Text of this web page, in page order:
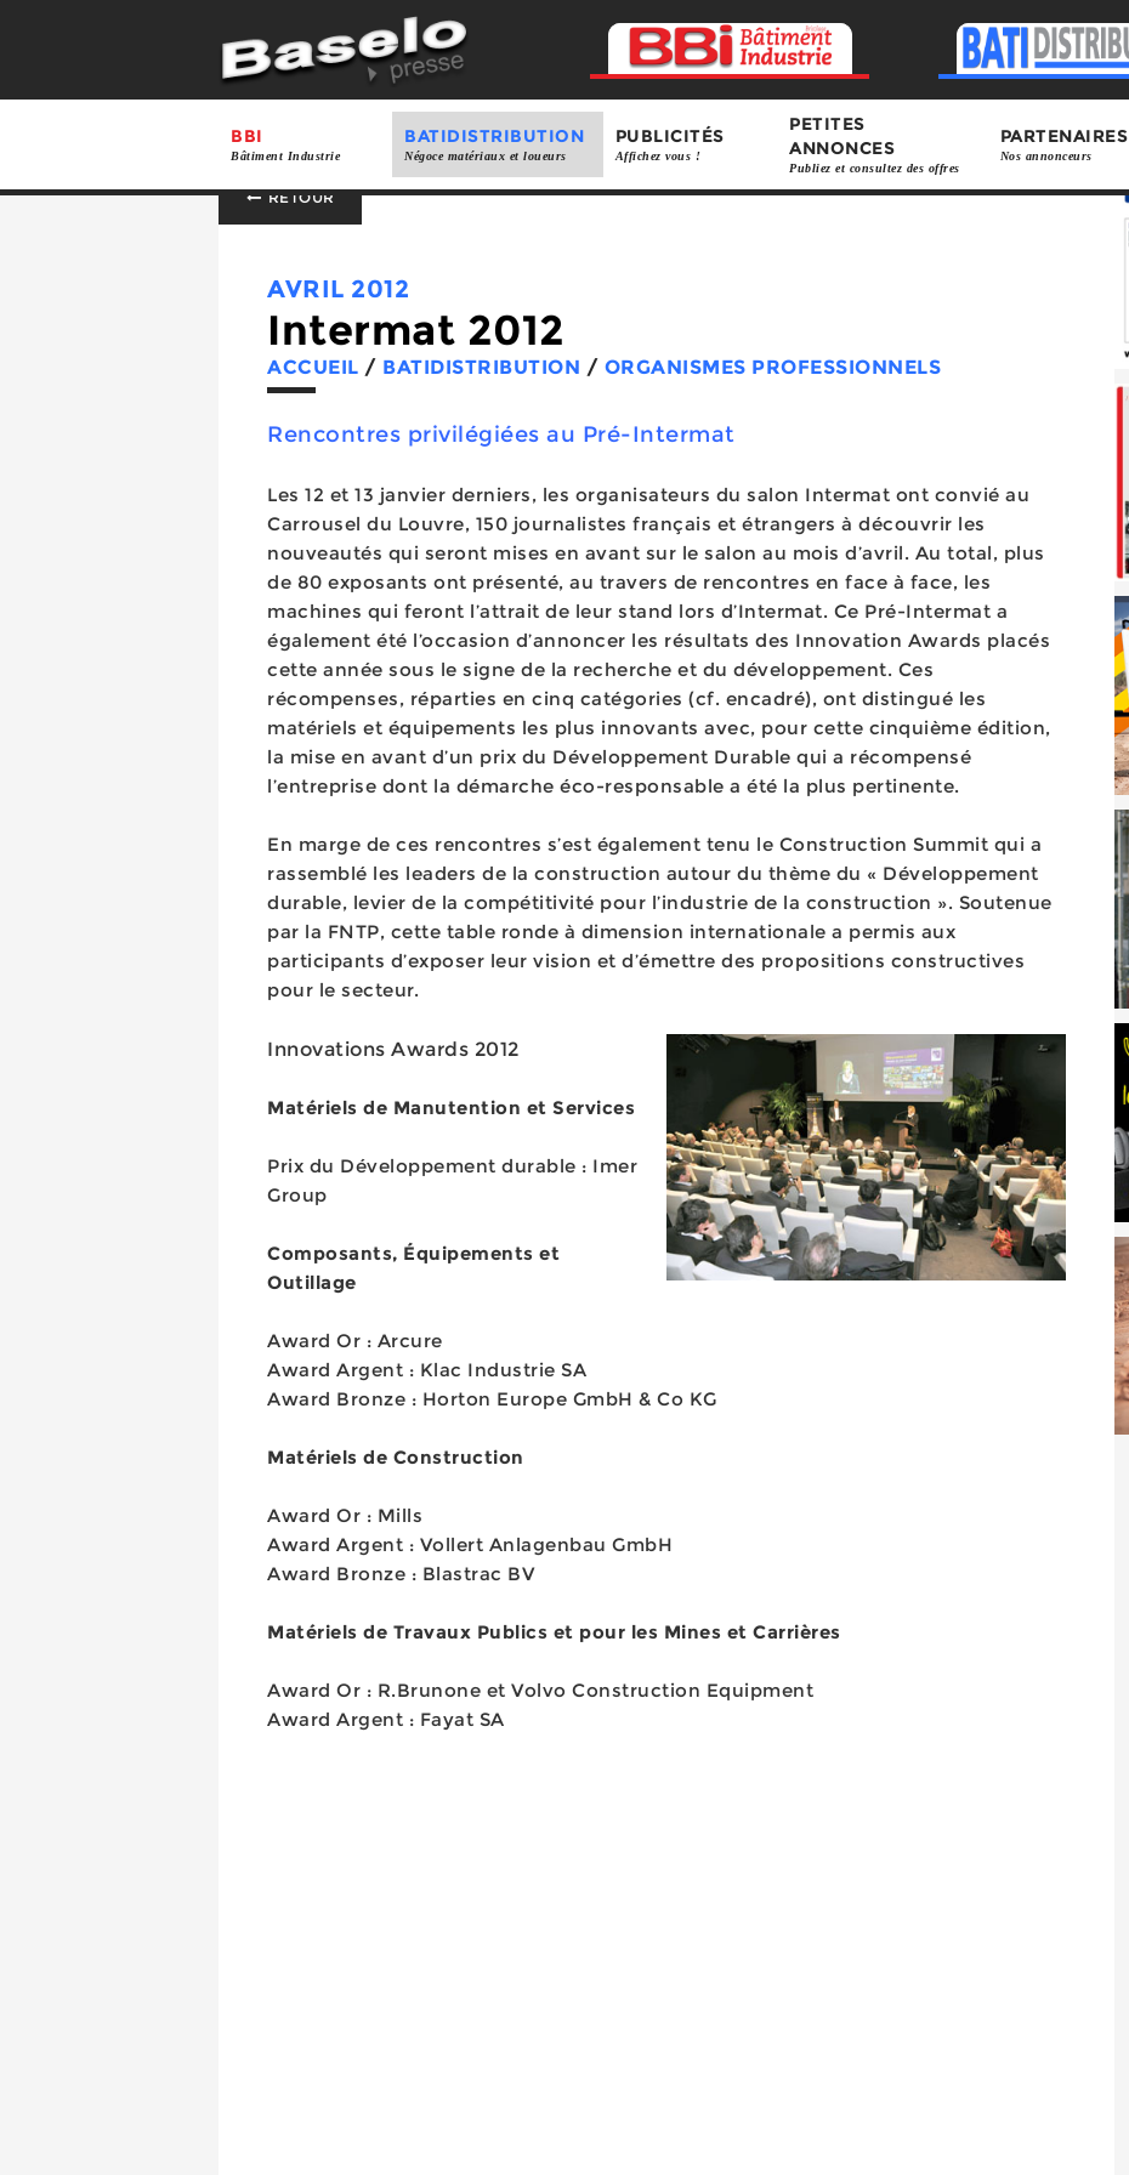
BBI
Bâtiment Industrie
BATIDISTRIBUTION
Négoce matériaux et loueurs
PUBLICITÉS
Affichez vous !
PETITES
ANNONCES
Publiez et consultez des offres
PARTENAIRES
Nos annonceurs
RETOUR
AVRIL 2012
Intermat 2012
ACCUEIL / BATIDISTRIBUTION / ORGANISMES PROFESSIONNELS
Rencontres privilégiées au Pré-Intermat
Les 12 et 13 janvier derniers, les organisateurs du salon Intermat ont convié au
Carrousel du Louvre, 150 journalistes français et étrangers à découvrir les
nouveautés qui seront mises en avant sur le salon au mois d’avril. Au total, plus
de 80 exposants ont présenté, au travers de rencontres en face à face, les
machines qui feront l’attrait de leur stand lors d’Intermat. Ce Pré-Intermat a
également été l’occasion d’annoncer les résultats des Innovation Awards placés
cette année sous le signe de la recherche et du développement. Ces
récompenses, réparties en cinq catégories (cf. encadré), ont distingué les
matériels et équipements les plus innovants avec, pour cette cinquième édition,
la mise en avant d’un prix du Développement Durable qui a récompensé
l’entreprise dont la démarche éco-responsable a été la plus pertinente.
En marge de ces rencontres s’est également tenu le Construction Summit qui a
rassemblé les leaders de la construction autour du thème du « Développement
durable, levier de la compétitivité pour l’industrie de la construction ». Soutenue
par la FNTP, cette table ronde à dimension internationale a permis aux
participants d’exposer leur vision et d’émettre des propositions constructives
pour le secteur.
Innovations Awards 2012
Matériels de Manutention et Services
Prix du Développement durable : Imer
Group
Composants, Équipements et
Outillage
Award Or : Arcure
Award Argent : Klac Industrie SA
Award Bronze : Horton Europe GmbH & Co KG
Matériels de Construction
Award Or : Mills
Award Argent : Vollert Anlagenbau GmbH
Award Bronze : Blastrac BV
Matériels de Travaux Publics et pour les Mines et Carrières
Award Or : R.Brunone et Volvo Construction Equipment
Award Argent : Fayat SA